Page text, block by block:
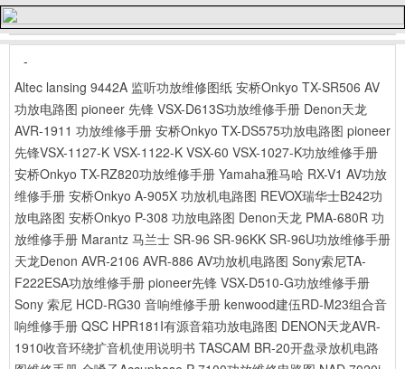
-
Altec lansing 9442A 监听功放维修图纸 安桥Onkyo TX-SR506 AV
功放电路图 pioneer 先锋 VSX-D613S功放维修手册 Denon天龙
AVR-1911 功放维修手册 安桥Onkyo TX-DS575功放电路图 pioneer
先锋VSX-1127-K VSX-1122-K VSX-60 VSX-1027-K功放维修手册
安桥Onkyo TX-RZ820功放维修手册 Yamaha雅马哈 RX-V1 AV功放
维修手册 安桥Onkyo A-905X 功放机电路图 REVOX瑞华士B242功
放电路图 安桥Onkyo P-308 功放电路图 Denon天龙 PMA-680R 功
放维修手册 Marantz 马兰士 SR-96 SR-96KK SR-96U功放维修手册
天龙Denon AVR-2106 AVR-886 AV功放机电路图 Sony索尼TA-
F222ESA功放维修手册 pioneer先锋 VSX-D510-G功放维修手册
Sony 索尼 HCD-RG30 音响维修手册 kenwood建伍RD-M23组合音
响维修手册 QSC HPR181I有源音箱功放电路图 DENON天龙AVR-
1910收音环绕扩音机使用说明书 TASCAM BR-20开盘录放机电路